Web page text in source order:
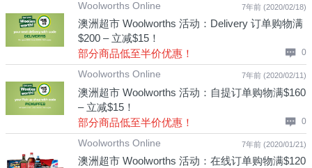
7年前 (2020/02/18)
Woolworths Online
澳洲超市 Woolworths 活动：Delivery 订单购物满
$200 – 立减$15！
部分商品低至半价优惠！
0
7年前 (2020/02/11)
Woolworths Online
澳洲超市 Woolworths 活动：自提订单购物满$160
– 立减$15！
部分商品低至半价优惠！
0
7年前 (2020/01/21)
Woolworths Online
澳洲超市 Woolworths 活动：在线订单购物满$120